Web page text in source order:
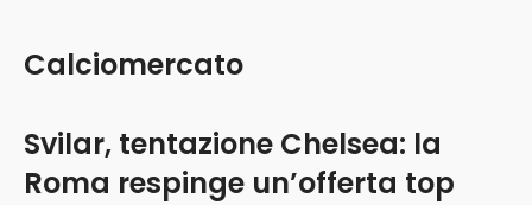
Svilar, tentazione Chelsea: la
Roma respinge un’offerta top
Calciomercato